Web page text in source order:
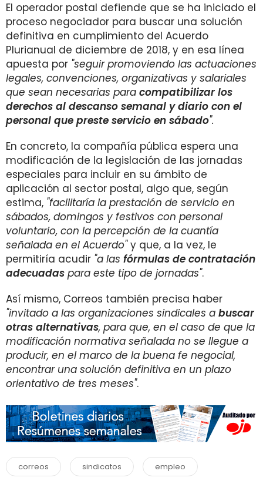
El operador postal defiende que se ha iniciado el
proceso negociador para buscar una solución
definitiva en cumplimiento del Acuerdo
Plurianual de diciembre de 2018, y en esa línea
apuesta por "seguir promoviendo las actuaciones
legales, convenciones, organizativas y salariales
que sean necesarias para compatibilizar los
derechos al descanso semanal y diario con el
personal que preste servicio en sábado".
En concreto, la compañía pública espera una
modificación de la legislación de las jornadas
especiales para incluir en su ámbito de
aplicación al sector postal, algo que, según
estima, "facilitaría la prestación de servicio en
sábados, domingos y festivos con personal
voluntario, con la percepción de la cuantía
señalada en el Acuerdo"y que, a la vez, le
permitiría acudir "a las fórmulas de contratación
adecuadas para este tipo de jornadas".
Así mismo, Correos también precisa haber
"invitado a las organizaciones sindicales a buscar
otras alternativas, para que, en el caso de que la
modificación normativa señalada no se llegue a
producir, en el marco de la buena fe negocial,
encontrar una solución definitiva en un plazo
orientativo de tres meses".
correos sindicatos empleo